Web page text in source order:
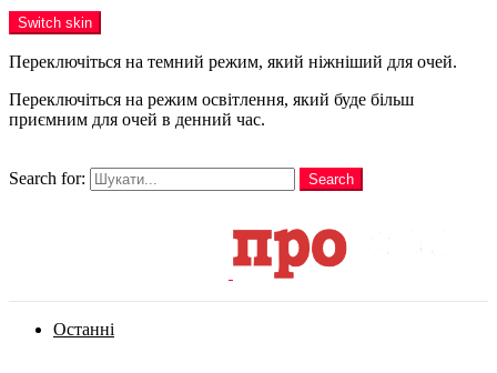
Switch skin
Переключіться на темний режим, який ніжніший для очей.
Переключіться на режим освітлення, який буде більш
приємним для очей в денний час.
Search for:
Search
Останні